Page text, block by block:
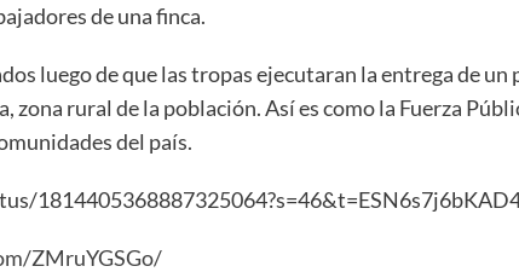
de una finca.
luego de que las tropas ejecutaran la entrega de un
zona rural de la población. Así es como la Fuerza
del país.
ZMruYGSGo/